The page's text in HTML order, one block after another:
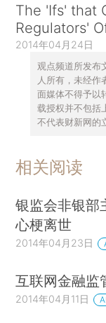
The 'Ifs' that
Regulators'
2014年04月24日
观点频道所发布
人所有，未经作
面媒体不得予以
载授权并不包括
不代表财新网的
相关阅读
银监会非银部
心梗离世
2014年04月23日
互联网金融监
2014年04月11日